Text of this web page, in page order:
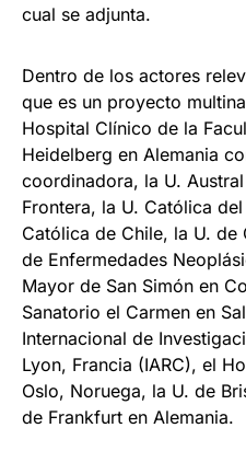
cual se adjunta.
Dentro de los actores
que es un proyecto
Hospital Clínico de la
Heidelberg en Alemania
coordinadora, la U.
Frontera, la U. Católica
Católica de Chile, la U. de
de Enfermedades
Mayor de San Simón en
Sanatorio el Carmen en
Internacional de
Lyon, Francia (IARC), el
Oslo, Noruega, la U. de
de Frankfurt en Alemania.